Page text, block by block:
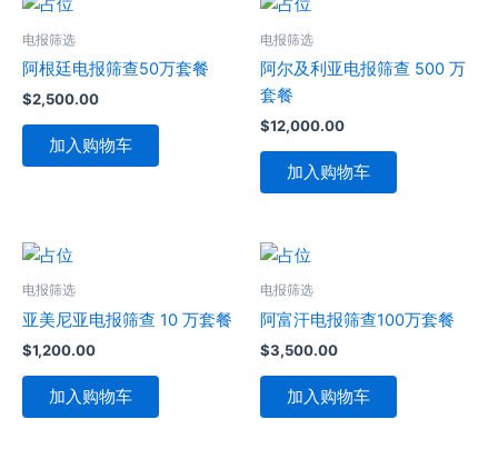
电报筛选
阿根廷电报筛查50万套餐
$2,500.00
加入购物车
电报筛选
阿尔及利亚电报筛查 500 万
套餐
$12,000.00
加入购物车
电报筛选
亚美尼亚电报筛查 10 万套餐
$1,200.00
加入购物车
电报筛选
阿富汗电报筛查100万套餐
$3,500.00
加入购物车